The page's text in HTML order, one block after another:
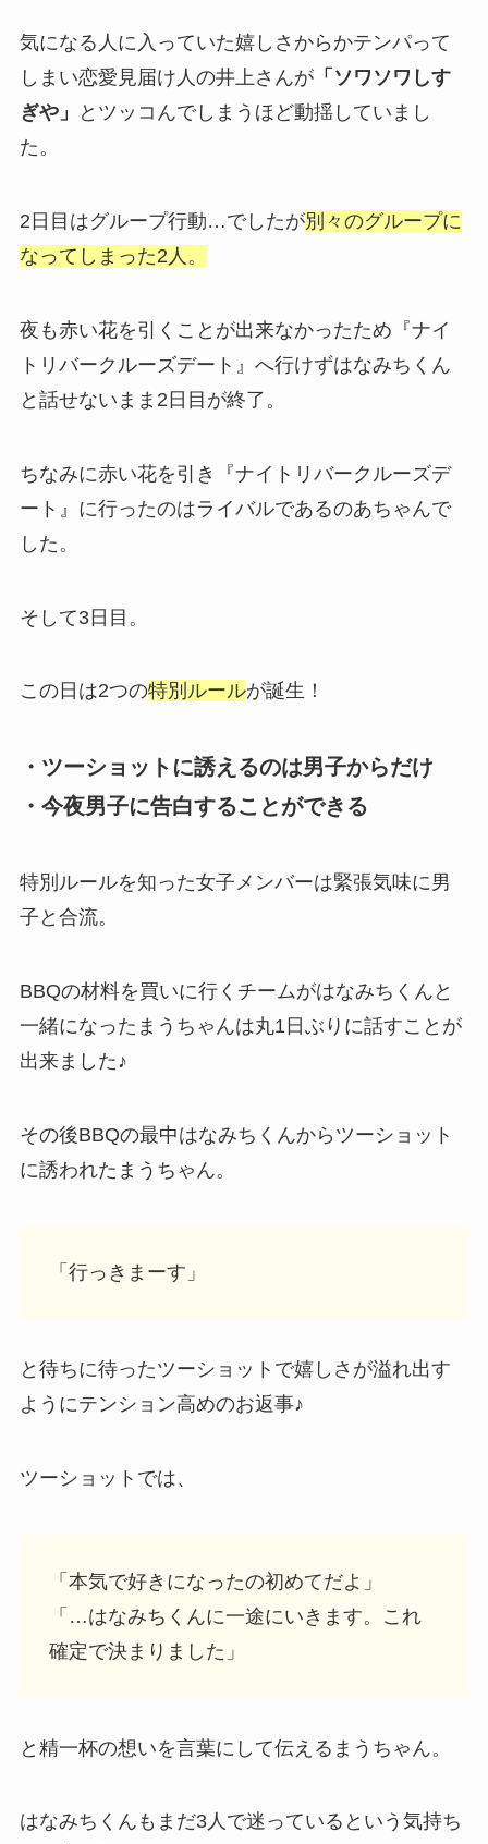
気になる人に入っていた嬉しさからかテンパって
しまい恋愛見届け人の井上さんが「ソワソワしす
ぎや」
とツッコんでしまうほど動揺していまし
た。
2日目はグループ行動…でしたが別々のグループに
なってしまった2人。
夜も赤い花を引くことが出来なかったため『ナイ
トリバークルーズデート』へ行けずはなみちくん
と話せないまま2日目が終了。
ちなみに赤い花を引き『ナイトリバークルーズデ
ート』に行ったのはライバルであるのあちゃんで
した。
そして3日目。
この日は2つの特別ルールが誕生！
・ツーショットに誘えるのは男子からだけ
・今夜男子に告白することができる
特別ルールを知った女子メンバーは緊張気味に男
子と合流。
BBQの材料を買いに行くチームがはなみちくんと
一緒になったまうちゃんは丸1日ぶりに話すことが
出来ました♪
その後BBQの最中はなみちくんからツーショット
に誘われたまうちゃん。
「行っきまーす」
と待ちに待ったツーショットで嬉しさが溢れ出す
ようにテンション高めのお返事♪
ツーショットでは、
「本気で好きになったの初めてだよ」
「…はなみちくんに一途にいきます。これ
確定で決まりました」
と精一杯の想いを言葉にして伝えるまうちゃん。
はなみちくんもまだ3人で迷っているという気持ち